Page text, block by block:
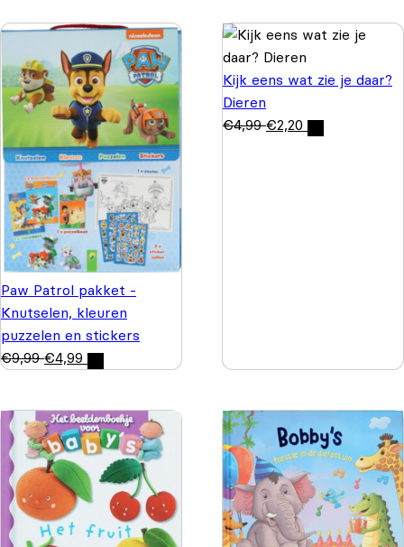
Paw Patrol pakket -
Knutselen, kleuren
puzzelen en stickers
€9,99 €4,99
Kijk eens wat zie je daar?
Dieren
€4,99 €2,20